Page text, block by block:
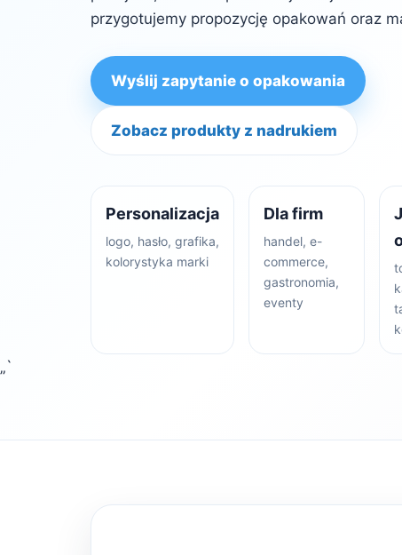
przygotujemy propozycję opakowań oraz
Wyślij zapytanie o opakowania
Zobacz produkty z nadrukiem
Personalizacja
logo, hasło, grafika,
kolorystyka marki
Dla firm
handel, e-
commerce,
gastronomia,
eventy
„`